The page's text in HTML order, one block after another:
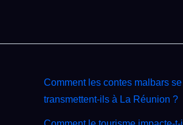
Comment les contes malbars se
transmettent‑ils à La Réunion ?